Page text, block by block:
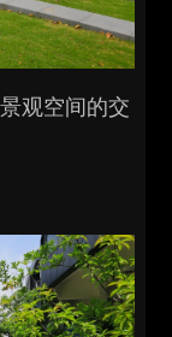
观空间的交